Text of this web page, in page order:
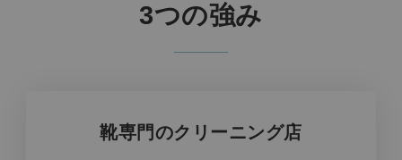
3つの強み
靴専門のクリーニング店